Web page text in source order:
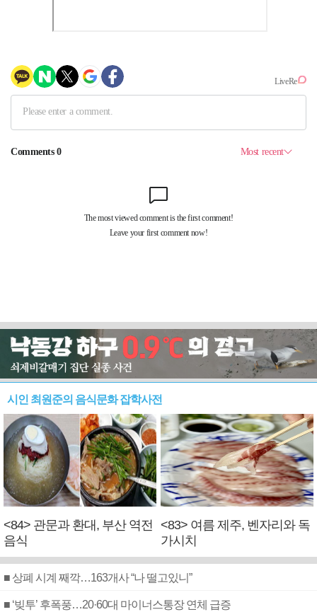
시인 최원준의 음식문화 잡학사전
<84> 관문과 환대, 부산 역전
음식
<83> 여름 제주, 벤자리와 독
가시치
■ 상폐 시계 째깍…163개사 “나 떨고있니”
■ ‘빚투’ 후폭풍…20·60대 마이너스통장 연체 급증